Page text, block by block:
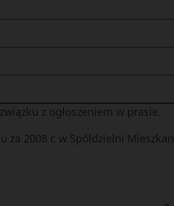
z ogłoszeniem w prasie.
2008 r. w Spółdzielni